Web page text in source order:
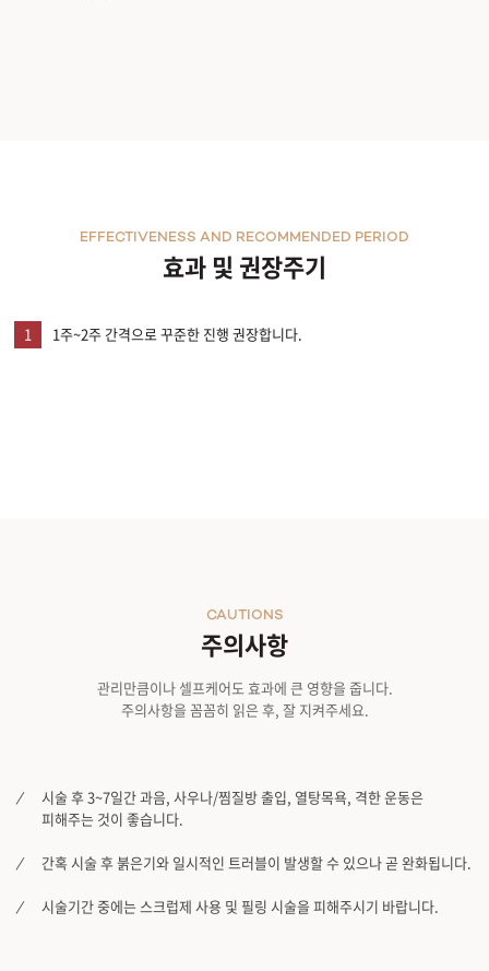
효과 및 권장주기
EFFECTIVENESS AND RECOMMENDED PERIOD
1 1주~2주 간격으로 꾸준한 진행 권장합니다.
주의사항
CAUTIONS
관리만큼이나 셀프케어도 효과에 큰 영향을 줍니다.
주의사항을 꼼꼼히 읽은 후, 잘 지켜주세요.
시술 후 3~7일간 과음, 사우나/찜질방 출입, 열탕목욕, 격한 운동은
피해주는 것이 좋습니다.
간혹 시술 후 붉은기와 일시적인 트러블이 발생할 수 있으나 곧 완화됩니다.
시술기간 중에는 스크럽제 사용 및 필링 시술을 피해주시기 바랍니다.